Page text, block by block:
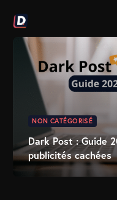
NON CATÉGORISÉ
Dark Post : Guide
publicités cachées